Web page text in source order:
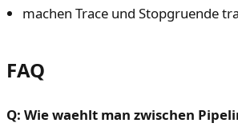
machen Trace und Stopgruende
FAQ
Q: Wie waehlt man zwischen